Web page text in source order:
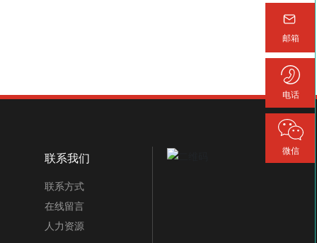
联系我们
联系方式
在线留言
人力资源
邮箱
电话
微信